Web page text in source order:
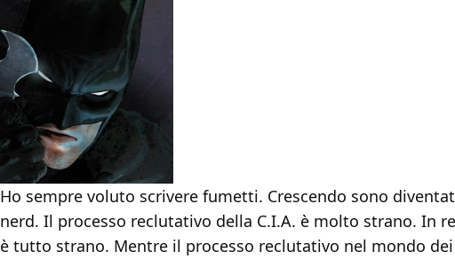
Ho sempre voluto scrivere fumetti. Crescendo sono
nerd. Il processo reclutativo della C.I.A. è molto strano. In
è tutto strano. Mentre il processo reclutativo nel mondo